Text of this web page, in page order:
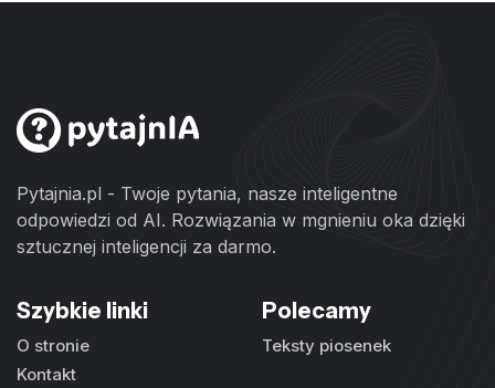
Pytajnia.pl - Twoje pytania, nasze inteligentne
odpowiedzi od AI. Rozwiązania w mgnieniu oka dzięki
sztucznej inteligencji za darmo.
Szybkie linki
O stronie
Kontakt
Polecamy
Teksty piosenek